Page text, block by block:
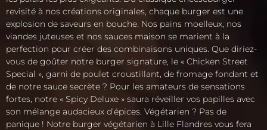
revisité à nos créations originales, chaque burger est une
explosion de saveurs en bouche. Nos pains moelleux, nos
viandes juteuses et nos sauces maison se marient à la
perfection pour créer des combinaisons uniques. Que diriez-
vous de goûter notre burger signature, le « Chicken Street
Special », garni de poulet croustillant, de fromage fondant et
de notre sauce secrète ? Pour les amateurs de sensations
fortes, notre « Spicy Deluxe » saura réveiller vos papilles avec
son mélange audacieux d’épices. Végétarien ? Pas de
panique ! Notre burger végétarien à Lille Flandres vous fera